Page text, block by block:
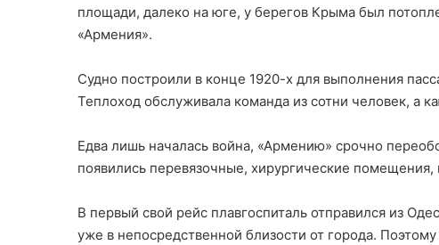
площади, далеко на юге, у берегов Крыма был
«Армения».
Судно построили в конце 1920-х для выполнения
Теплоход обслуживала команда из сотни человек, а
Едва лишь началась война, «Армению» срочно
появились перевязочные, хирургические
В первый свой рейс плавгоспиталь отправился из
уже в непосредственной близости от города.